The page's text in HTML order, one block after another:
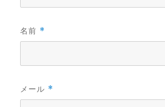
名前 *
メール *